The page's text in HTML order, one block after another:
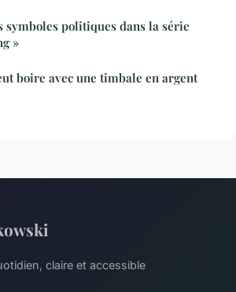
symboles politiques dans la série
»
boire avec une timbale en argent
claire et accessible